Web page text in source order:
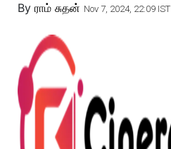
By ராம் சுதன் Nov 7, 2024, 22:09 IST